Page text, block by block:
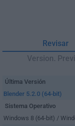
Revisar
Version.
Última Versión
Blender 5.2.0 (64-bit)
Sistema Operativo
Windows 8 (64-bit) /